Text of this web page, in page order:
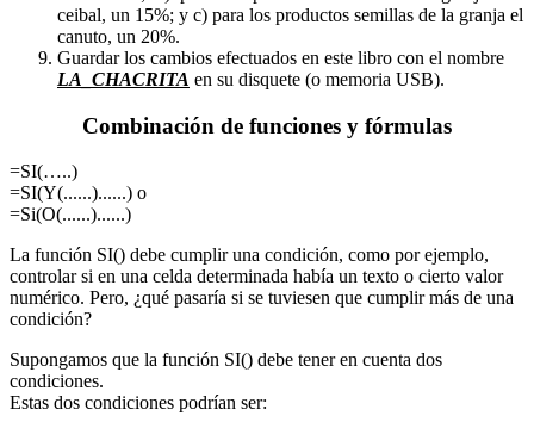
ceibal, un 15%; y c) para los productos semillas de la granja el
canuto, un 20%.
Guardar los cambios efectuados en este libro con el nombre
LA_CHACRITA en su disquete (o memoria USB).
Combinación de funciones y fórmulas
=SI(…..)
=SI(Y(......)......) o
=Si(O(......)......)
La función SI() debe cumplir una condición, como por ejemplo,
controlar si en una celda determinada había un texto o cierto valor
numérico. Pero, ¿qué pasaría si se tuviesen que cumplir más de una
condición?
Supongamos que la función SI() debe tener en cuenta dos
condiciones.
Estas dos condiciones podrían ser: